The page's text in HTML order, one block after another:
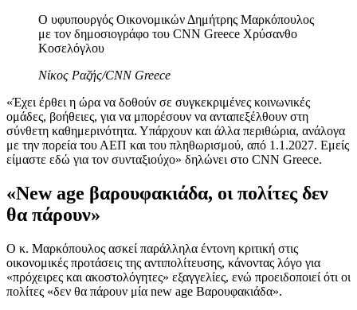
Ο υφυπουργός Οικονομικών Δημήτρης Μαρκόπουλος
με τον δημοσιογράφο του CNN Greece Χρύσανθο
Κοσελόγλου
Νίκος Ραζής/CNN Greece
«Έχει έρθει η ώρα να δοθούν σε συγκεκριμένες κοινωνικές
ομάδες, βοήθειες, για να μπορέσουν να ανταπεξέλθουν στη
σύνθετη καθημερινότητα. Υπάρχουν και άλλα περιθώρια, ανάλογα
με την πορεία του ΑΕΠ και του πληθωρισμού, από 1.1.2027. Εμείς
είμαστε εδώ για τον συνταξιούχο» δηλώνει στο CNN Greece.
«Νew age βαρουφακιάδα, οι πολίτες δεν
θα πάρουν»
Ο κ. Μαρκόπουλος ασκεί παράλληλα έντονη κριτική στις
οικονομικές προτάσεις της αντιπολίτευσης, κάνοντας λόγο για
«πρόχειρες και ακοστολόγητες» εξαγγελίες, ενώ προειδοποιεί ότι οι
πολίτες «δεν θα πάρουν μία new age Βαρουφακιάδα».